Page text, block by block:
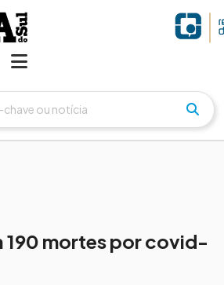
190 mortes por covid-